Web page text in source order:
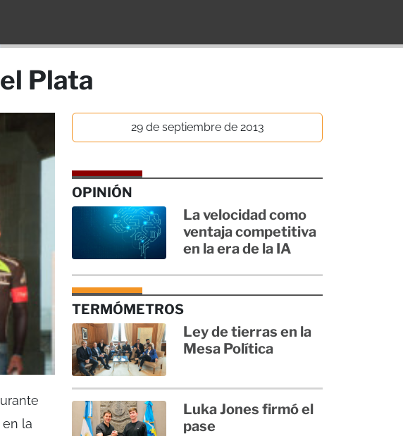
Plata
la
29 de septiembre de 2013
OPINIÓN
La velocidad como
ventaja competitiva
en la era de la IA
TERMÓMETROS
Ley de tierras en la
Mesa Política
Luka Jones firmó el
pase